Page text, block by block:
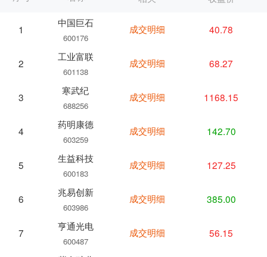
1
中国巨石
600176
2
工业富联
601138
3
寒武纪
688256
4
药明康德
603259
5
生益科技
600183
6
兆易创新
603986
7
亨通光电
600487
成交明细 40.78
成交明细 68.27
成交明细 1168.15
成交明细 142.70
成交明细 127.25
成交明细 385.00
成交明细 56.15